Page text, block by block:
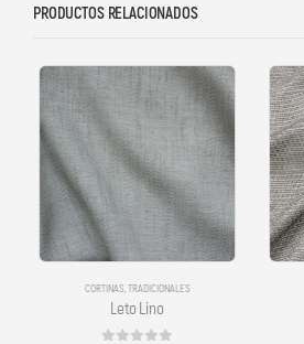
PRODUCTOS RELACIONADOS
CORTINAS,TRADICIONALES
Leto Lino